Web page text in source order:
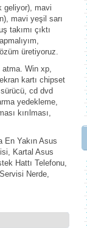
geliyor), mavi
mavi yeşil sarı
takımı çıktı
üretiyoruz.
atma. Win xp,
kartı chipset
cd dvd
yedekleme,
kırılması,
En Yakın Asus
Kartal Asus
Hattı Telefonu,
Nerde,